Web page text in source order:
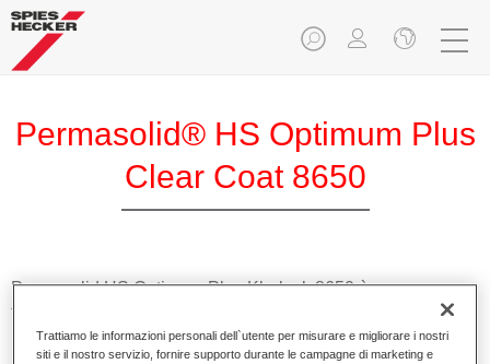
Permasolid® HS Optimum Plus
Clear Coat 8650
Permasolid HS Optimum Plus Klarlack 8650 è un
trasparente alto solido 2K di alta qualità ad essiccazione
rapida per riparazioni di pannelli e riverniciature totali.
Trattiamo le informazioni personali dell`utente per misurare e migliorare i nostri
siti e il nostro servizio, fornire supporto durante le campagne di marketing e